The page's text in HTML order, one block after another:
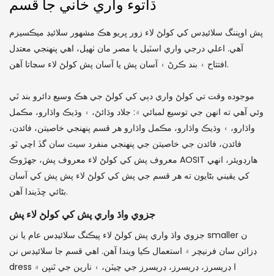
ڌاتوء واري خاني جا قسم
پش اوپننگ سلائيڊس کي کولڻ لاء زور ڀريو هڪ مشهور سلائيڊ ميڪسيزم
آهي. اعلي درجي واري اسٽيل يا مصر مان ٺهيل، اهي پنهنجي معتدل
افتتاح ۽ بند ڪرڻ ۽ آسان پش يا آسان پش کولڻ لاء سڃاتا آهن.
موجوده وقت تي کولڻ واري دٻي کي کولڻ جي هڪ وسيع دائرو بند ٿي
وئي آهي ته انهن جي توسيع لمبائي ۾: جلاد وڌائڻ، ۽ وڌيڪ واڌارو، مڪمل
واڌارو، ۽ وڌيڪ واڌارو، مڪمل واڌارو هر قسم پنهنجي خاصيتن، فائدن،
فائدن، فائدن جي خاصيتن جي پنهنجي منفرد سيٽ سان گڏ اچي ٿو.
معروف پش کي کولڻ لاء معروف پش، جهڙوڪ AOSIT هارڊويئر، انهي
کي يقيني بڻايون ته هر قسم جي پش کي کولڻ لاء پش پش کي آسان
بڻائي ڇڏيندا آهن.
جزوي واڌ واري پش کي کولڻ لاء پش
جزوي واڌ واري پش کولڻ لاء پيڪنگ سلائيڊس عام يا نن smaller ن
ڊزائن سان فرنيچر ۾ استعمال ڪيا ويندا آهن. اهي قسم جا سلائيڊس نن
dress ا ڊريسرز، ڊريسرز، ڊريسرز جي چيٽن، ۽ نارين جي ٿنڀن ۾